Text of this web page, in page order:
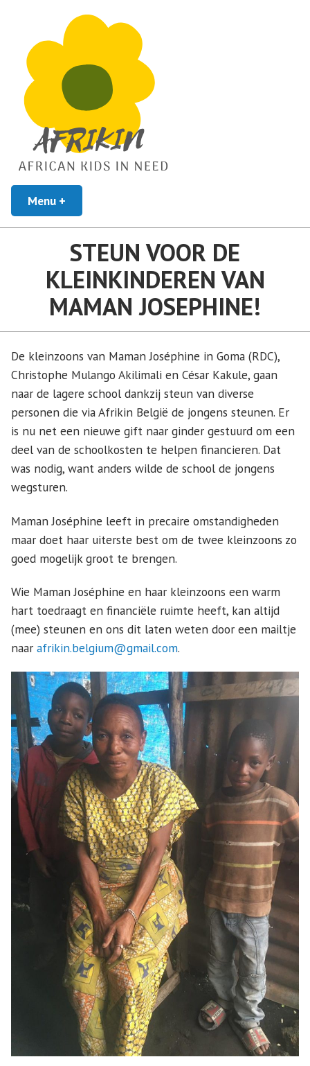
Afrikin
Menu +
STEUN VOOR DE
KLEINKINDEREN VAN
MAMAN JOSEPHINE!
De kleinzoons van Maman Joséphine in Goma (RDC),
Christophe Mulango Akilimali en César Kakule, gaan
naar de lagere school dankzij steun van diverse
personen die via Afrikin België de jongens steunen. Er
is nu net een nieuwe gift naar ginder gestuurd om een
deel van de schoolkosten te helpen financieren. Dat
was nodig, want anders wilde de school de jongens
wegsturen.
Maman Joséphine leeft in precaire omstandigheden
maar doet haar uiterste best om de twee kleinzoons zo
goed mogelijk groot te brengen.
Wie Maman Joséphine en haar kleinzoons een warm
hart toedraagt en financiële ruimte heeft, kan altijd
(mee) steunen en ons dit laten weten door een mailtje
naar afrikin.belgium@gmail.com.